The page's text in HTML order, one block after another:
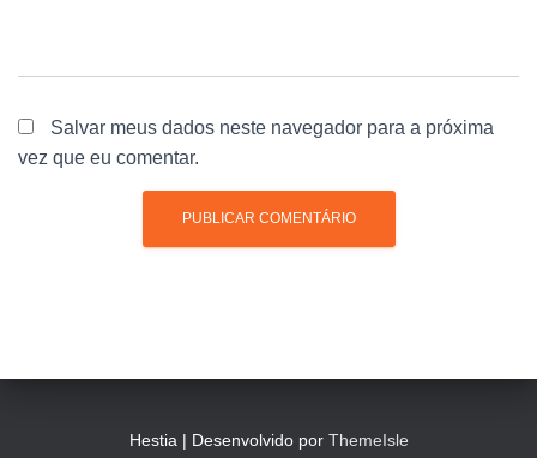
Salvar meus dados neste navegador para a próxima
vez que eu comentar.
Hestia | Desenvolvido por ThemeIsle